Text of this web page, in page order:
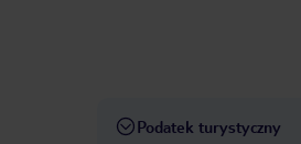
Podatek turystyczny